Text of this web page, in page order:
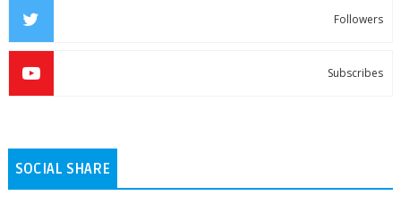
Followers
Subscribes
SOCIAL SHARE